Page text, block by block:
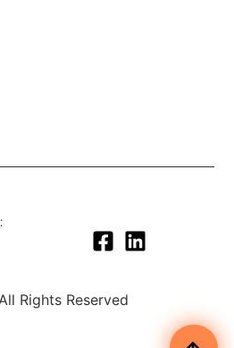
Rights Reserved